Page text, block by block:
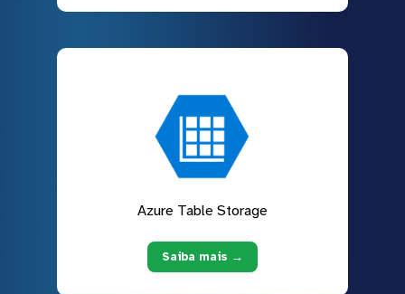
Azure Table Storage
Saiba mais →